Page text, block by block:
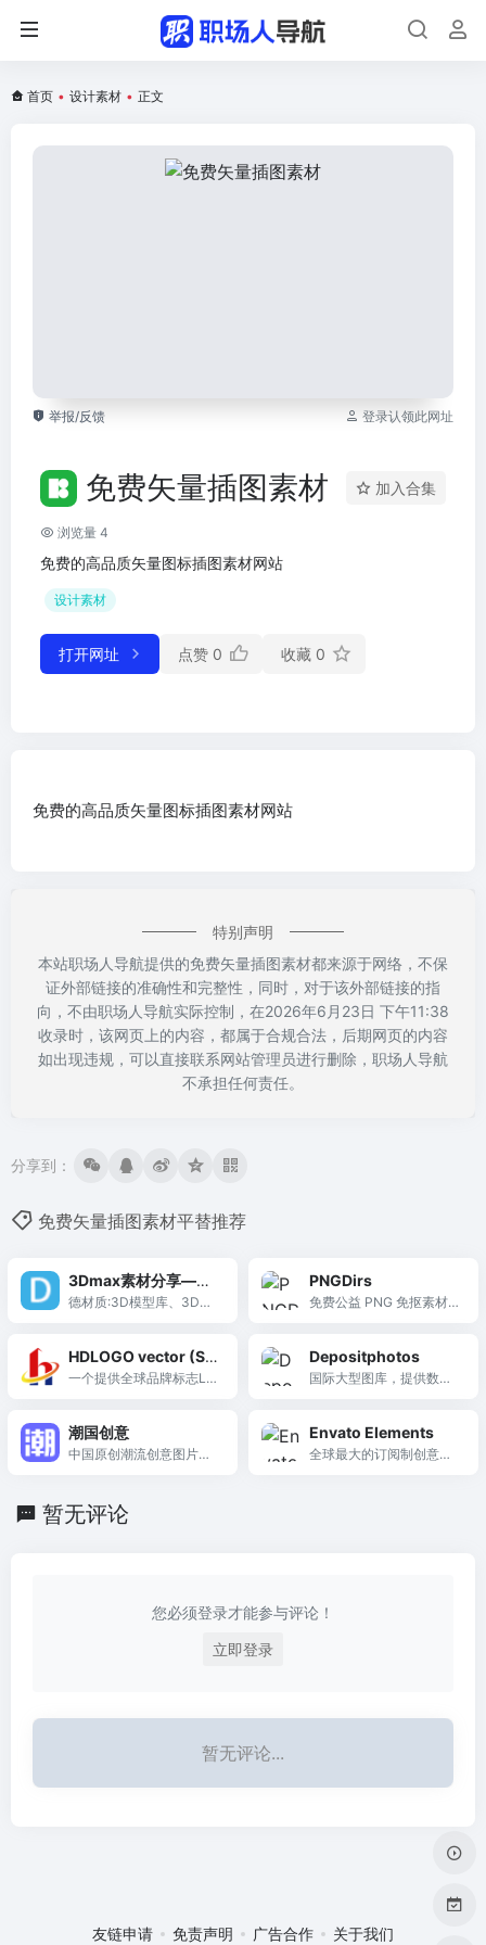
首页 • 设计素材 • 正文
举报/反馈 登录认领此网址
免费矢量插图素材 加入合集
浏览量 4
免费的高品质矢量图标插图素材网站
设计素材
打开网址 点赞 0 收藏 0
免费的高品质矢量图标插图素材网站
特别声明
本站职场人导航提供的免费矢量插图素材都来源于网络，不保
证外部链接的准确性和完整性，同时，对于该外部链接的指
向，不由职场人导航实际控制，在2026年6月23日 下午11:38
收录时，该网页上的内容，都属于合规合法，后期网页的内容
如出现违规，可以直接联系网站管理员进行删除，职场人导航
不承担任何责任。
分享到：
免费矢量插图素材平替推荐
3Dmax素材分享—德
材质
德材质:3D模型库、3D贴
缺3D素材,纯手工整理,找
模型上德材质,全站hold的
om
PNGDirs
免费公益 PNG 免抠素材
类，免费下载免费商用。
HDLOGO vector (SV
G)
一个提供全球品牌标志Lo
Depositphotos
国际大型图库，提供数千
计划，适合多类商业设
计。
潮国创意
中国原创潮流创意图片设
Envato Elements
全球最大的订阅制创意数
暂无评论
您必须登录才能参与评论！
立即登录
暂无评论...
友链申请 免责声明 广告合作 关于我们